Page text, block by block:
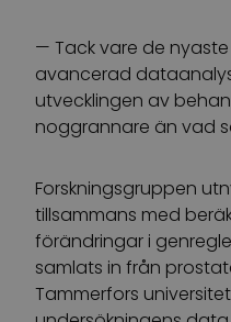
— Tack vare de
avancerad
utvecklingen av
noggrannare än vad
Forskningsgruppen
tillsammans med
förändringar i
samlats in från
Tammerfors